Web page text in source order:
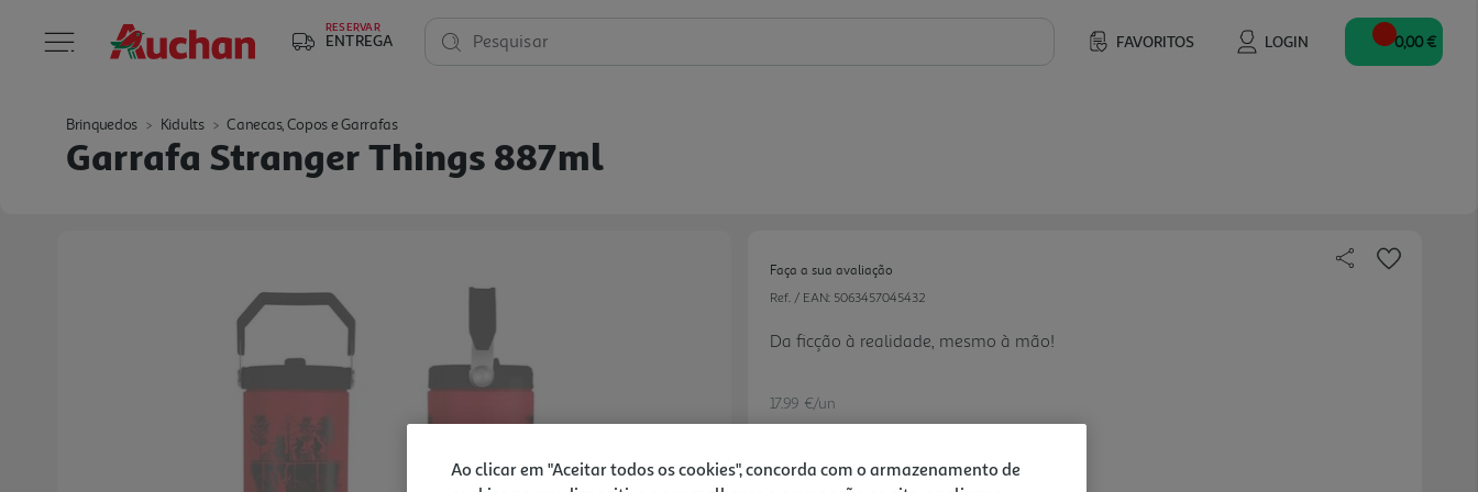
RESERVAR
ENTREGA FAVORITOS LOGIN
Pesquisar 0,00 €
Brinquedos Kidults Canecas, Copos e Garrafas
Garrafa Stranger Things 887ml
Faça a sua avaliação
Ref. / EAN: 5063457045432
Da ficção à realidade, mesmo à mão!
17.99 €/un
Ao clicar em "Aceitar todos os cookies", concorda com o armazenamento de